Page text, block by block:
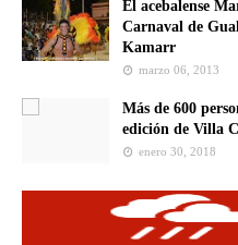
El acebalense
Carnaval de
Kamarr
marzo 06, 2013
Más de 600
edición de Villa
enero 30, 2018